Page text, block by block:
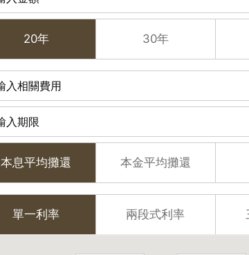
20年 30年
本息平均攤還 本金平均攤還
單一利率 兩段式利率